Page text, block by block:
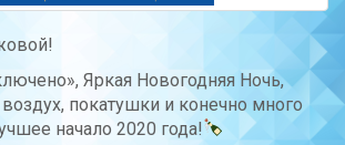
Яркая Новогодняя Ночь,
покатушки и конечно много
начало 2020 года!